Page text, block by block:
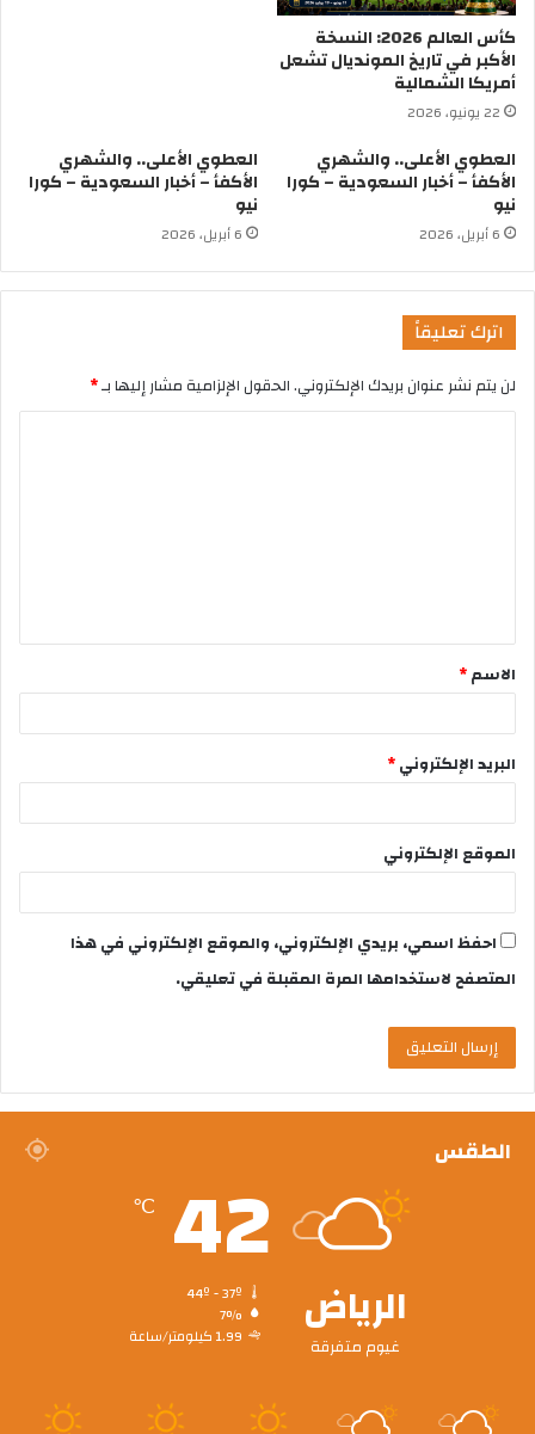
كأس العالم 2026: النسخة
الأكبر في تاريخ المونديال تشعل
أمريكا الشمالية
22 يونيو، 2026
العطوي الأعلى.. والشهري
الأكفأ – أخبار السعودية – كورا
نيو
6 أبريل، 2026
العطوي الأعلى.. والشهري
الأكفأ – أخبار السعودية – كورا
نيو
6 أبريل، 2026
اترك تعليقاً
لن يتم نشر عنوان بريدك الإلكتروني.الحقول الإلزامية مشار إليها بـ*
الاسم*
البريد الإلكتروني*
الموقع الإلكتروني
احفظ اسمي، بريدي الإلكتروني، والموقع الإلكتروني في هذا
المتصفح لاستخدامها المرة المقبلة في تعليقي.
الطقس
الرياض
غيوم متفرقة
42
℃
7%
1.99 كيلومتر/ساعة